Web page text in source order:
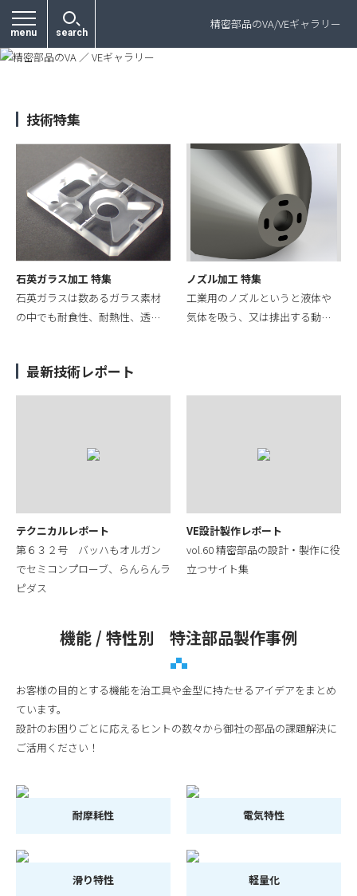
menu search
精密部品のVA/VEギャラリー
技術特集
石英ガラス加工 特集
石英ガラスは数あるガラス素材
の中でも耐食性、耐熱性、透…
ノズル加工 特集
工業用のノズルというと液体や
気体を吸う、又は排出する動…
最新技術レポート
テクニカルレポート
第６３２号 バッハもオルガン
でセミコンプローブ、らんらんラ
ピダス
VE設計製作レポート
vol.60 精密部品の設計・製作に役
立つサイト集
機能 / 特性別 特注部品製作事例
お客様の目的とする機能を治工具や金型に持たせるアイデアをまとめ
ています。
設計のお困りごとに応えるヒントの数々から御社の部品の課題解決に
ご活用ください！
耐摩耗性 電気特性
滑り特性 軽量化